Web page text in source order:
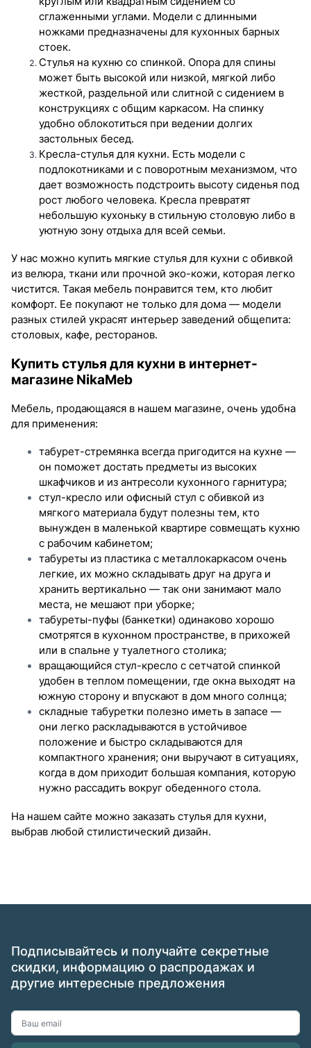
сглаженными углами. Модели с длинными
ножками предназначены для кухонных барных
стоек.
Стулья на кухню со спинкой. Опора для спины
может быть высокой или низкой, мягкой либо
жесткой, раздельной или слитной с сидением в
конструкциях с общим каркасом. На спинку
удобно облокотиться при ведении долгих
застольных бесед.
Кресла-стулья для кухни. Есть модели с
подлокотниками и с поворотным механизмом, что
дает возможность подстроить высоту сиденья под
рост любого человека. Кресла превратят
небольшую кухоньку в стильную столовую либо в
уютную зону отдыха для всей семьи.
У нас можно купить мягкие стулья для кухни с обивкой
из велюра, ткани или прочной эко-кожи, которая легко
чистится. Такая мебель понравится тем, кто любит
комфорт. Ее покупают не только для дома — модели
разных стилей украсят интерьер заведений общепита:
столовых, кафе, ресторанов.
Купить стулья для кухни в интернет-
магазине NikaMeb
Мебель, продающаяся в нашем магазине, очень удобна
для применения:
табурет-стремянка всегда пригодится на кухне —
он поможет достать предметы из высоких
шкафчиков и из антресоли кухонного гарнитура;
стул-кресло или офисный стул с обивкой из
мягкого материала будут полезны тем, кто
вынужден в маленькой квартире совмещать кухню
с рабочим кабинетом;
табуреты из пластика с металлокаркасом очень
легкие, их можно складывать друг на друга и
хранить вертикально — так они занимают мало
места, не мешают при уборке;
табуреты-пуфы (банкетки) одинаково хорошо
смотрятся в кухонном пространстве, в прихожей
или в спальне у туалетного столика;
вращающийся стул-кресло с сетчатой спинкой
удобен в теплом помещении, где окна выходят на
южную сторону и впускают в дом много солнца;
складные табуретки полезно иметь в запасе —
они легко раскладываются в устойчивое
положение и быстро складываются для
компактного хранения; они выручают в ситуациях,
когда в дом приходит большая компания, которую
нужно рассадить вокруг обеденного стола.
На нашем сайте можно заказать стулья для кухни,
выбрав любой стилистический дизайн.
Подписывайтесь и получайте секретные
скидки, информацию о распродажах и
другие интересные предложения